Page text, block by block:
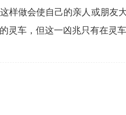
样做会使自己的亲人或朋
车，但这一凶兆只有在灵